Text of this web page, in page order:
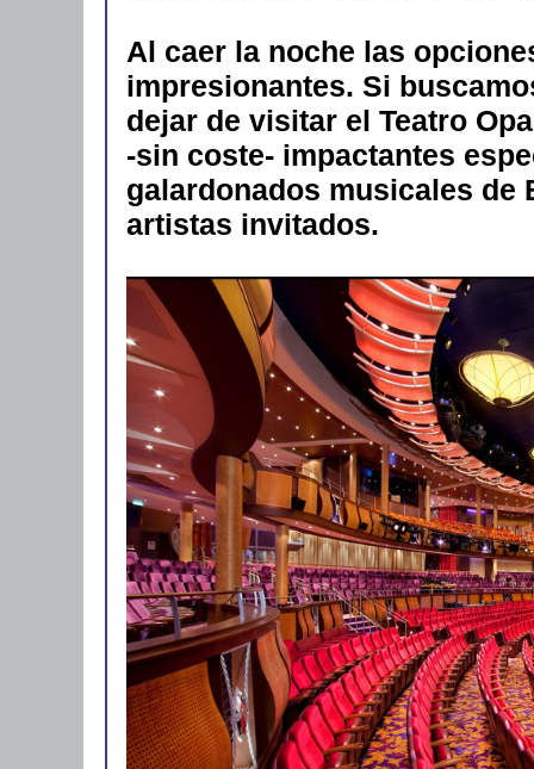
Al caer la noche las
impresionantes. Si
dejar de visitar el Teatro
-sin coste- impactantes
galardonados musicales de
artistas invitados.